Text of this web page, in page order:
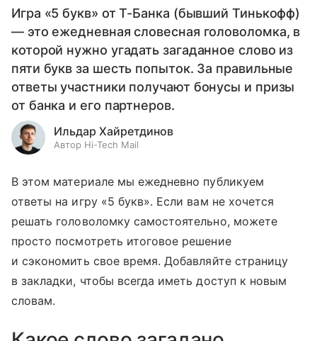
Игра «5 букв» от Т-Банка (бывший Тинькофф)
— это ежедневная словесная головоломка, в
которой нужно угадать загаданное слово из
пяти букв за шесть попыток. За правильные
ответы участники получают бонусы и призы
от банка и его партнеров.
Ильдар Хайретдинов
Автор Hi-Tech Mail
В этом материале мы ежедневно публикуем
ответы на игру «5 букв». Если вам не хочется
решать головоломку самостоятельно, можете
просто посмотреть итоговое решение
и сэкономить свое время. Добавляйте страницу
в закладки, чтобы всегда иметь доступ к новым
словам.